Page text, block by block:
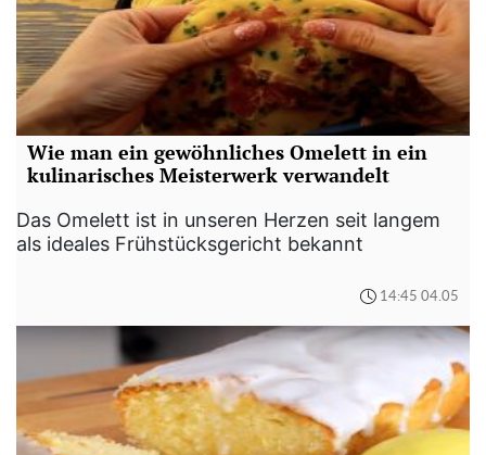
Wie man ein gewöhnliches Omelett in ein
kulinarisches Meisterwerk verwandelt
Das Omelett ist in unseren Herzen seit langem
als ideales Frühstücksgericht bekannt
14:45 04.05